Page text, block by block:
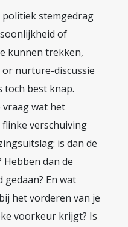
politiek stemgedrag
of
kunnen trekken,
nurture-discussie
toch best knap.
wat het
verschuiving
is dan de
dan de
En wat
het vorderen van je
voorkeur krijgt? Is